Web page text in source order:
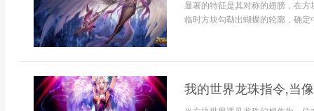
显著的特征是其对称的翅膀，在
临时方块勾勒出蝴蝶的轮廓，确
我的世界龙珠指令,当